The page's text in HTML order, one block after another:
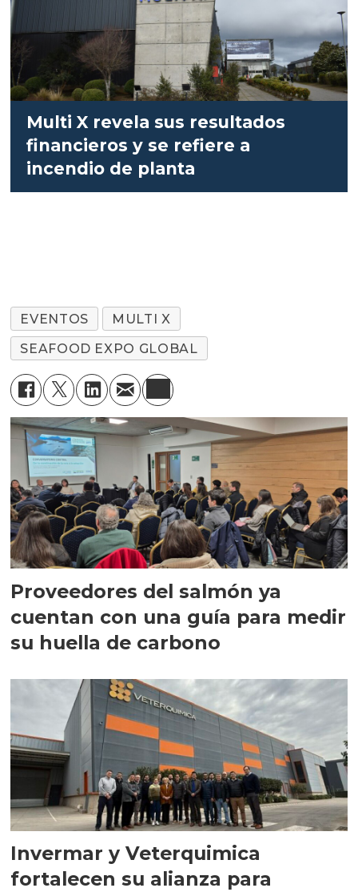
Multi X revela sus resultados
financieros y se refiere a
incendio de planta
EVENTOS
MULTI X
SEAFOOD EXPO GLOBAL
Proveedores del salmón ya
cuentan con una guía para medir
su huella de carbono
Invermar y Veterquimica
fortalecen su alianza para